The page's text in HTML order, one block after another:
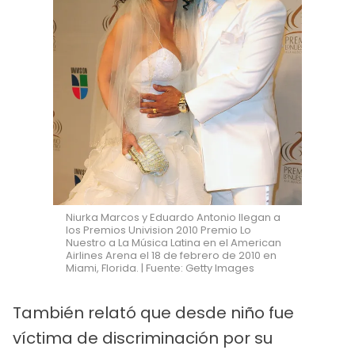
Niurka Marcos y Eduardo Antonio llegan a
los Premios Univision 2010 Premio Lo
Nuestro a La Música Latina en el American
Airlines Arena el 18 de febrero de 2010 en
Miami, Florida. | Fuente: Getty Images
También relató que desde niño fue
víctima de discriminación por su